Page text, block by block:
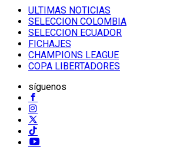
ULTIMAS NOTICIAS
SELECCION COLOMBIA
SELECCION ECUADOR
FICHAJES
CHAMPIONS LEAGUE
COPA LIBERTADORES
síguenos